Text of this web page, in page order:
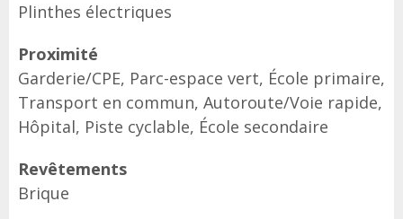
Plinthes électriques
Proximité
Garderie/CPE, Parc-espace vert, École primaire,
Transport en commun, Autoroute/Voie rapide,
Hôpital, Piste cyclable, École secondaire
Revêtements
Brique